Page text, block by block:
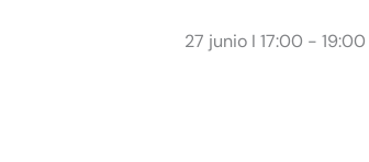
27 junio I 17:00 - 19:00